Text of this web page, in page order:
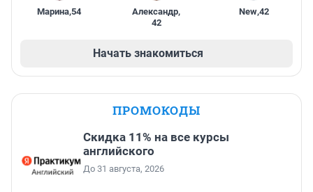
Марина,54 Александр,
42
New,42
Начать знакомиться
ПРОМОКОДЫ
Скидка 11% на все курсы
английского
До 31 августа, 2026